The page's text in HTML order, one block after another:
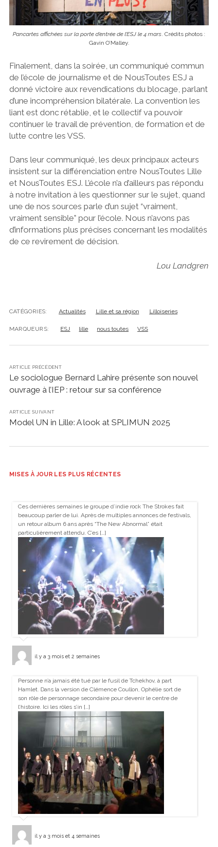
Pancartes affichées sur la porte d’entrée de l’ESJ le 4 mars. Crédits photos :
Gavin O’Malley.
Finalement, dans la soirée, un communiqué commun
de l’école de journalisme et de NousToutes ESJ a
donné victoire aux revendications du blocage, parlant
d’une incompréhension bilatérale. La convention les
liant est donc rétablie, et le collectif va pouvoir
continuer le travail de prévention, de formation et de
lutte contre les VSS.
Dans leur communiqué, les deux principaux acteurs
insistent sur la différenciation entre NousToutes Lille
et NousToutes ESJ. L’école n’a d’ailleurs pas répondu
à notre invitation à les questionner sur le sujet, quand
une de nos sources parle d’un sujet “vraiment,
vraiment sensible” pour l’école. Nous n’avons pas
d’informations plus précises concernant les modalités
de ce revirement de décision.
Lou Landgren
CATÉGORIES: Actualités Lille et sa région Lilloiseries
MARQUEURS: ESJ lille nous toutes VSS
ARTICLE PRÉCÉDENT
Le sociologue Bernard Lahire présente son nouvel
ouvrage à l’IEP : retour sur sa conférence
ARTICLE SUIVANT
Model UN in Lille: A look at SPLIMUN 2025
MISES À JOUR LES PLUS RÉCENTES
Ces dernières semaines le groupe d’indie rock The Strokes fait
beaucoup parler de lui. Après de multiples annonces de festivals,
un retour album 6 ans après “The New Abnormal” était
particulièrement attendu. C’es […]
il y a 3 mois et 2 semaines
Personne n’a jamais été tué par le fusil de Tchekhov, à part
Hamlet. Dans la version de Clémence Coullon, Ophélie sort de
son rôle de personnage secondaire pour devenir le centre de
l’histoire. Ici les rôles s’in […]
il y a 3 mois et 4 semaines